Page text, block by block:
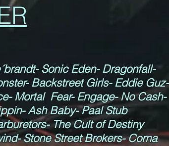
Sonic Eden- Dragonfall-
Backstreet Girls- Eddie Guz-
Mortal Fear- Engage- No Cash-
Ash Baby- Paal Stub
The Cult of Destiny
Stone Street Brokers- Corna